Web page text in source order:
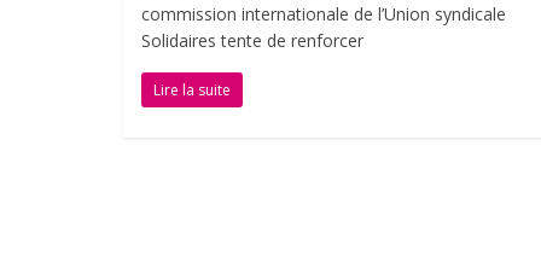
commission internationale de l’Union syndicale
Solidaires tente de renforcer
Lire la suite